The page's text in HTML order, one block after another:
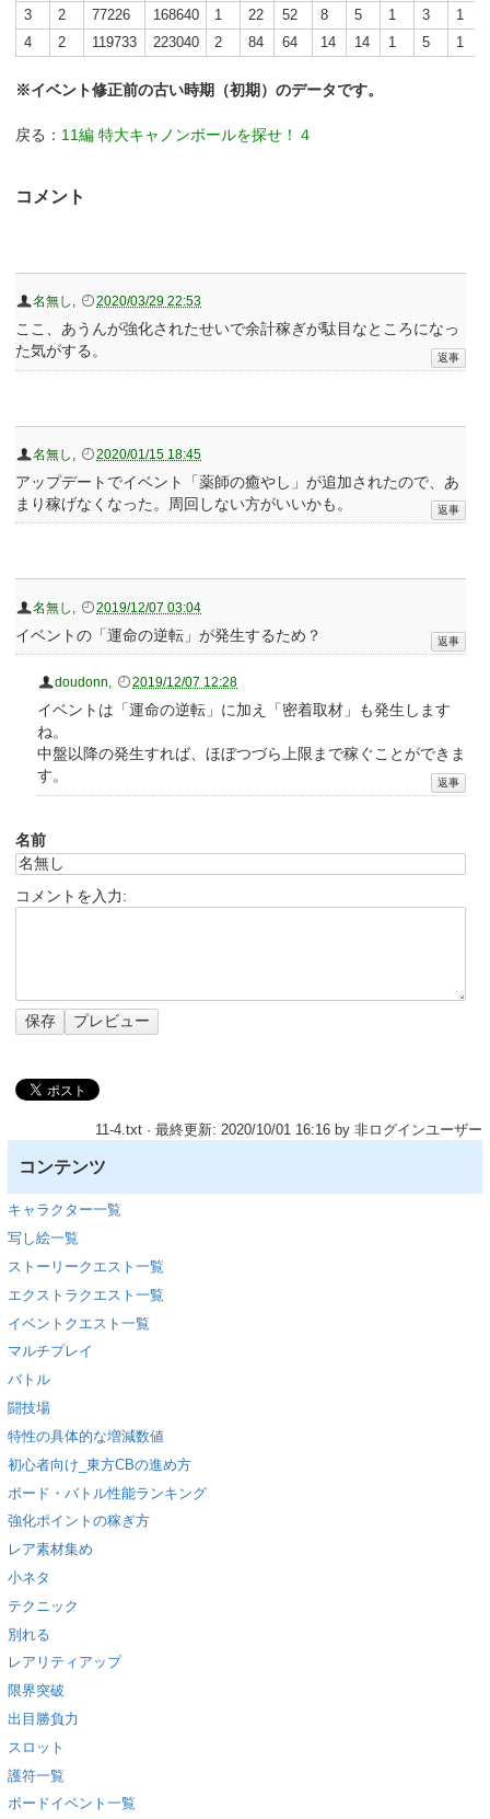
3 2 77226 168640 1 22 52 8 5 1 3 1
4
2 119733 223040 2 84 64 14 14 1 5 1
※イベント修正前の古い時期（初期）のデータです。
戻る： 11編 特大キャノンボールを探せ！４
コメント
名無し 2020/03/29 22:53
ここ、あうんが強化されたせいで余計稼ぎが駄目なところになっ
た気がする。
名無し 2020/01/15 18:45
アップデートでイベント「薬師の癒やし」が追加されたので、あ
まり稼げなくなった。周回しない方がいいかも。
名無し 2019/12/07 03:04
イベントの「運命の逆転」が発生するため？
doudonn 2019/12/07 12:28
イベントは「運命の逆転」に加え「密着取材」も発生します
ね。
中盤以降の発生すれば、ほぼつづら上限まで稼ぐことができま
す。
名前
コメントを入力:
11-4.txt· 最終更新: 2020/10/01 16:16 by 非ログインユーザー
コンテンツ
キャラクター一覧
写し絵一覧
ストーリークエスト一覧
エクストラクエスト一覧
イベントクエスト一覧
マルチプレイ
バトル
闘技場
特性の具体的な増減数値
初心者向け_東方CBの進め方
ボード・バトル性能ランキング
強化ポイントの稼ぎ方
レア素材集め
小ネタ
テクニック
別れる
レアリティアップ
限界突破
出目勝負力
スロット
護符一覧
ボードイベント一覧